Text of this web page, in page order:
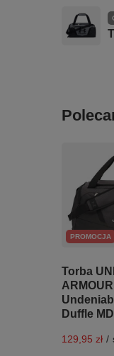
PROMOCJA
Torba
ARMOUR
Duffle
129,95 zł /